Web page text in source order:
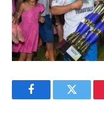
FacebookTwitter